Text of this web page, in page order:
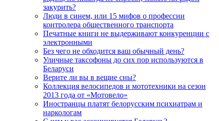
закурить?
Люди в синем, или 15 мифов о профессии
контролера общественного транспорта
Печатные книги не выдерживают конкуренции с
электронными
Без чего не обходится ваш обычный день?
Уличные таксофоны до сих пор используются в
Беларуси
Верите ли вы в вещие сны?
Коллекция велосипедов и мототехники на сезон
2013 года от «Мотовело»
Иностранцы платят белорусским психиатрам и
наркологам